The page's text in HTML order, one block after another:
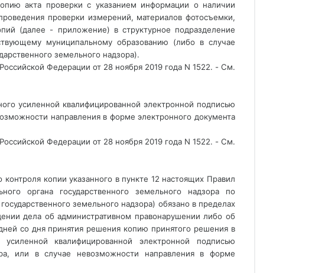
акта проверки с указанием информации о наличии
проверки измерений, материалов фотосъемки,
(далее - приложение) в структурное подразделение
муниципальному образованию (либо в случае
земельного надзора).
Федерации от 28 ноября 2019 года N 1522. - См.
усиленной квалифицированной электронной подписью
направления в форме электронного документа
Федерации от 28 ноября 2019 года N 1522. - См.
копии указанного в пункте 12 настоящих Правил
органа государственного земельного надзора по
земельного надзора) обязано в пределах
дела об административном правонарушении либо об
со дня принятия решения копию принятого решения в
квалифицированной электронной подписью
или в случае невозможности направления в форме